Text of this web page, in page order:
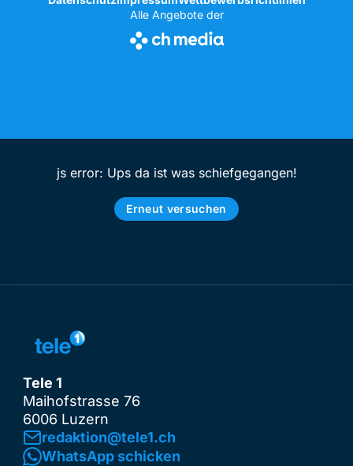
Alle Angebote der
js error: Ups da ist was schiefgegangen!
Erneut versuchen
Tele 1
Maihofstrasse 76
6006 Luzern
redaktion@tele1.ch
WhatsApp schicken